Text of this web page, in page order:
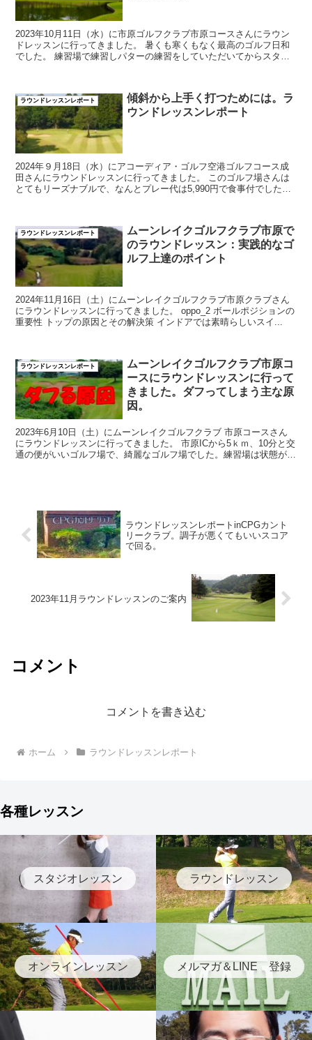
2023年10月11日（水）に市原ゴルフクラブ市原コースさんにラウン
ドレッスンに行ってきました。 暑くも寒くもなく最高のゴルフ日和
でした。 練習場で練習しパターの練習をしていただいてからスター
ラウンドレッスンレポート
傾斜から上手く打つためには。ラ
ウンドレッスンレポート
2024年９月18日（水）にアコーディア・ゴルフ空港ゴルフコース成
田さんにラウンドレッスンに行ってきました。 このゴルフ場さんは
とてもリーズナブルで、なんとプレー代は5,990円で食事付でした。
ラウンドレッスンレポート
ムーンレイクゴルフクラブ市原で
のラウンドレッスン：実践的なゴ
ルフ上達のポイント
2024年11月16日（土）にムーンレイクゴルフクラブ市原クラブさん
にラウンドレッスンに行ってきました。 oppo_2 ボールポジションの
重要性 トップの原因とその解決策 インドアでは素晴らしいスイ...
ラウンドレッスンレポート
ムーンレイクゴルフクラブ市原コ
ースにラウンドレッスンに行って
きました。ダフってしまう主な原
因。
2023年6月10日（土）にムーンレイクゴルフクラブ 市原コースさん
にラウンドレッスンに行ってきました。 市原ICから5ｋｍ、10分と交
通の便がいいゴルフ場で、綺麗なゴルフ場でした。練習場は状態がい
ラウンドレッスンレポートinCPGカント
リークラブ。調子が悪くてもいいスコア
で回る。
2023年11月ラウンドレッスンのご案内
コメント
コメントを書き込む
ホーム ラウンドレッスンレポート
各種レッスン
スタジオレッスン ラウンドレッスン
オンラインレッスン メルマガ＆LINE 登録